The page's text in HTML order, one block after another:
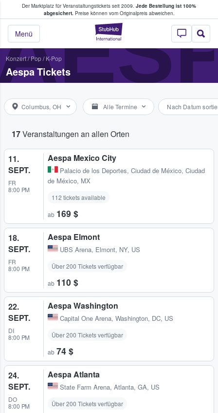
Der Marktplatz für Veranstaltungstickets seit 2009. Jede Bestellung ist 100%
abgesichert.Preise können vom Originalpreis abweichen.
StubHub - Wo
Menü
Tickets kaufen & verkaufen
Konzert/Pop/ K-Pop
Aespa Tickets
Columbus, OH Alle Termine Nach Datum
17Veranstaltungen an allen Orten
11.
SEPT.
FR
8:00 PM
Aespa Mexico City
Palacio de los Deportes, Ciudad de México, Ciudad
de México, MX
112 tickets available
ab 169 $
18.
SEPT.
FR
8:00 PM
Aespa Elmont
UBS Arena, Elmont, NY, US
Über 200 Tickets verfügbar
ab 110 $
22.
SEPT.
DI
8:00 PM
Aespa Washington
Capital One Arena, Washington, DC, US
Über 200 Tickets verfügbar
ab 74 $
24.
SEPT.
DO
8:00 PM
Aespa Atlanta
State Farm Arena, Atlanta, GA, US
Über 200 Tickets verfügbar